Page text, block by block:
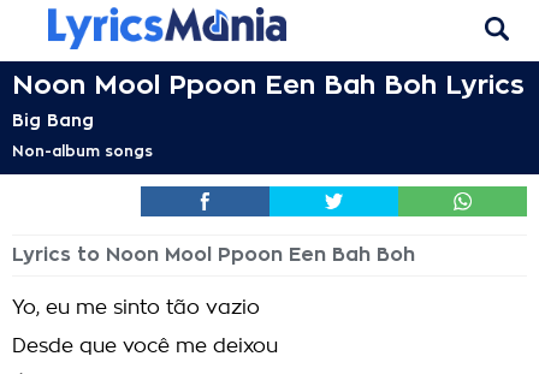
Noon Mool Ppoon Een Bah Boh Lyrics
Big Bang
Non-album songs
Lyrics to Noon Mool Ppoon Een Bah Boh
Yo, eu me sinto tão vazio
Desde que você me deixou